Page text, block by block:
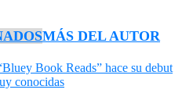
MÁS DEL AUTOR